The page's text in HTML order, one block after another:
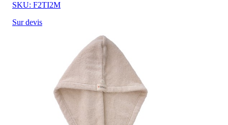
SKU: F2TI2M
Sur devis